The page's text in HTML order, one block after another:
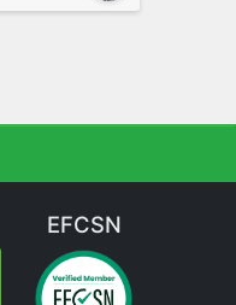
EFCSN